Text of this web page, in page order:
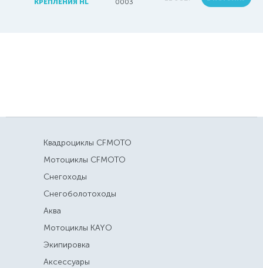
КРЕПЛЕНИЯ HL
0003
Квадроциклы CFMOTO
Мотоциклы CFMOTO
Снегоходы
Снегоболотоходы
Аква
Мотоциклы KAYO
Экипировка
Аксессуары